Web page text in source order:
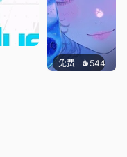
免费 544辰东